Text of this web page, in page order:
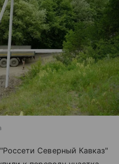
Северный Кавказ"